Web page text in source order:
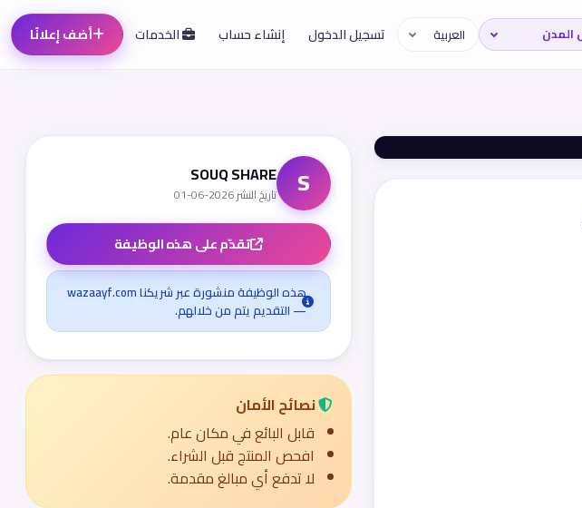
تسجيل الدخول إنشاء حساب الخدمات أضف إعلانًا
S
SOUQ SHARE
تاريخ النشر 2026-06-01
تقدّم على هذه الوظيفة
هذه الوظيفة منشورة عبر شريكنا wazaayf.com
— التقديم يتم من خلالهم.
نصائح الأمان
قابل البائع في مكان عام.
افحص المنتج قبل الشراء.
لا تدفع أي مبالغ مقدمة.